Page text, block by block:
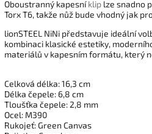
Oboustranný kapesníklip lze snadno
Torx T6, takže nůž bude vhodný jak
lionSTEEL NiNi představuje ideální
kombinaci klasické estetiky,
materiálů v kapesním formátu, který
Celková délka: 16,3 cm
Délka čepele: 6,8 cm
Tloušťka čepele: 2,8 mm
Ocel: M390
Rukojeť: Green Canvas